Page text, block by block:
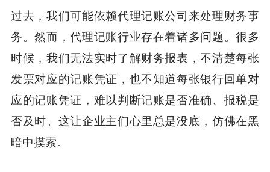
过去，我们可能依赖代理记账公司来处理财务事
务。然而，代理记账行业存在着诸多问题。很多
时候，我们无法实时了解财务报表，不清楚每张
发票对应的记账凭证，也不知道每张银行回单对
应的记账凭证，难以判断记账是否准确、报税是
否及时。这让企业主们心里总是没底，仿佛在黑
暗中摸索。